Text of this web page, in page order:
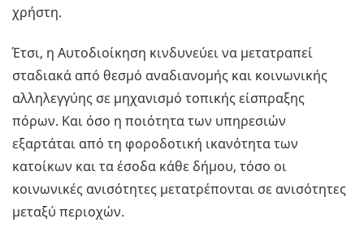
χρήστη.
Έτσι, η Αυτοδιοίκηση κινδυνεύει να μετατραπεί
σταδιακά από θεσμό αναδιανομής και κοινωνικής
αλληλεγγύης σε μηχανισμό τοπικής είσπραξης
πόρων. Και όσο η ποιότητα των υπηρεσιών
εξαρτάται από τη φοροδοτική ικανότητα των
κατοίκων και τα έσοδα κάθε δήμου, τόσο οι
κοινωνικές ανισότητες μετατρέπονται σε ανισότητες
μεταξύ περιοχών.